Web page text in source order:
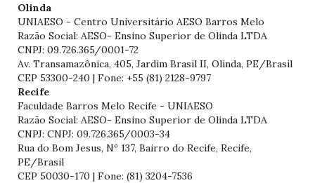
Olinda
UNIAESO - Centro Universitário AESO Barros Melo
Razão Social: AESO- Ensino Superior de Olinda LTDA
CNPJ: 09.726.365/0001-72
Av. Transamazônica, 405, Jardim Brasil II, Olinda, PE/Brasil
CEP 53300-240 | Fone: +55 (81) 2128-9797
Recife
Faculdade Barros Melo Recife - UNIAESO
Razão Social: AESO- Ensino Superior de Olinda LTDA
CNPJ: CNPJ: 09.726.365/0003-34
Rua do Bom Jesus, Nº 137, Bairro do Recife, Recife,
PE/Brasil
CEP 50030-170 | Fone: (81) 3204-7536